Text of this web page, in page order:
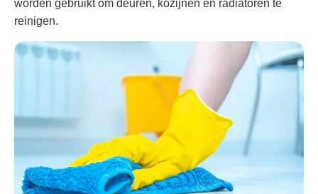
worden gebruikt om deuren, kozijnen en radiatoren te
reinigen.